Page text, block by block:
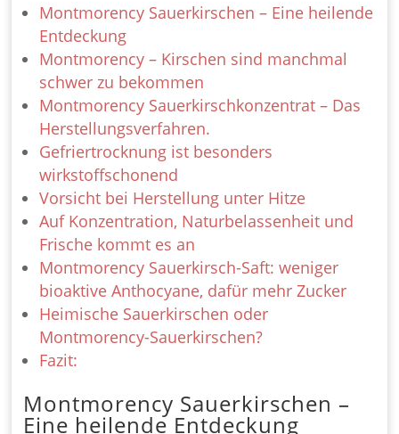
Montmorency Sauerkirschen – Eine heilende
Entdeckung
Montmorency – Kirschen sind manchmal
schwer zu bekommen
Montmorency Sauerkirschkonzentrat – Das
Herstellungsverfahren.
Gefriertrocknung ist besonders
wirkstoffschonend
Vorsicht bei Herstellung unter Hitze
Auf Konzentration, Naturbelassenheit und
Frische kommt es an
Montmorency Sauerkirsch-Saft: weniger
bioaktive Anthocyane, dafür mehr Zucker
Heimische Sauerkirschen oder
Montmorency-Sauerkirschen?
Fazit:
Montmorency Sauerkirschen –
Eine heilende Entdeckung